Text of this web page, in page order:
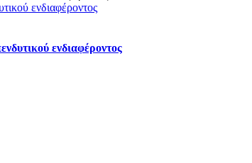
ενδιαφέροντος
ενδιαφέροντος